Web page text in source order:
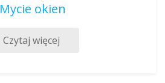
Mycie okien
Czytaj więcej